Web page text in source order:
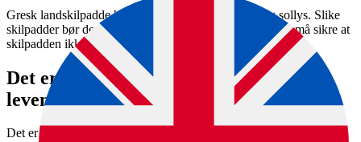
Gresk landskilpadde har imidlertid behov for naturlig sollys. Slike
skilpadder bør derfor få være ute om sommeren, men du må sikre at
skilpadden ikke kan rømme.
Det er forbudt å fôre reptiler med
levende dyr
Det er ikke lov å mate reptiler med levende mus eller andre dyr.